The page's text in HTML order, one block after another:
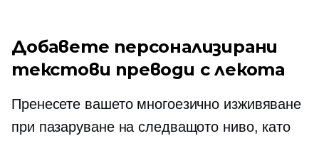
Добавете персонализирани
текстови преводи с лекота
Пренесете вашето многоезично изживяване
при пазаруване на следващото ниво, като